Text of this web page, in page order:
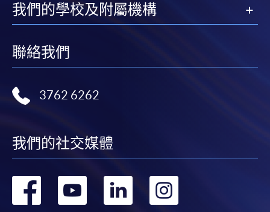
某些課程須甄選入學，並要求申請人上載課程網頁
繳交所需費用
申請人可使用以下方式繳交報名費或課程費用:
定繳費靈網上密碼。有關如何申請繳費靈戶口及密
碼，請瀏覽繳費靈網址http://www.ppshk.com 。
*信用咭網上繳費服務
- 申請人可以 VISA 或
Mastercard（包括「香港大學專業進修學院
我們的學校及附屬機構
聯絡我們
3762 6262
我們的社交媒體
轉
轉
轉